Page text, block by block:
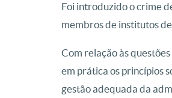
Foi introduzido o crime
membros de institutos
Com relação às
em prática os princípios
gestão adequada da